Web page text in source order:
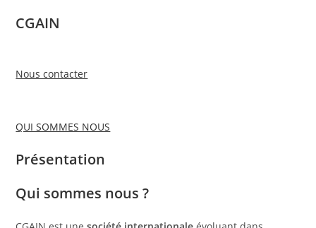
CGAIN
Nous contacter
QUI SOMMES NOUS
Présentation
Qui sommes nous ?